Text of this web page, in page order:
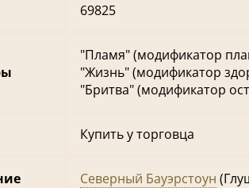
69825
"Пламя" (модификатор
"Жизнь" (модификатор
"Бритва" (модификатор
Купить у торговца
Северный Бауэрстоун